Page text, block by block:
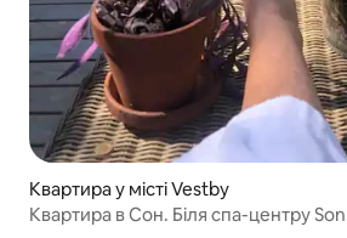
Квартира у місті Vestby
Квартира в Сон. Біля спа-центру